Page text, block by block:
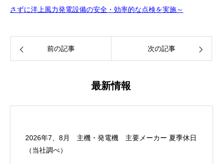
さずに洋上風力発電設備の安全・効率的な点検を実施～
前の記事 次の記事
最新情報
2026年7、8月 主機・発電機 主要メーカー 夏季休日
（当社調べ）